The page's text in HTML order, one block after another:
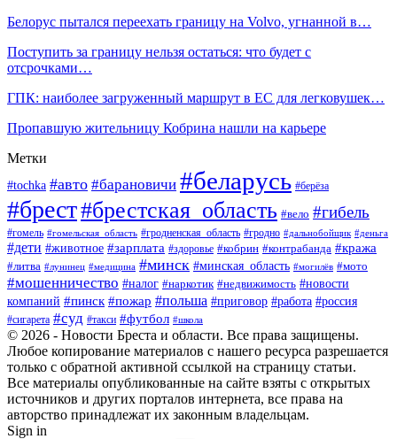
Белорус пытался переехать границу на Volvo, угнанной в…
Поступить за границу нельзя остаться: что будет с
отсрочками…
ГПК: наиболее загруженный маршрут в ЕС для легковушек…
Пропавшую жительницу Кобрина нашли на карьере
Метки
#tochka #авто #барановичи #беларусь #берёза
#брест#брестская_область #вело #гибель
#гомель #гомельская_область #гродненская_область #гродно #дальнобойщик #деньга
#дети #животное #зарплата #здоровье #кобрин #контрабанда #кража
#литва #лунинец #медицина #минск #минская_область #могилёв #мото
#мошенничество #налог #наркотик #недвижимость #новости
компаний #пинск #пожар #польша #приговор #работа #россия
#сигарета #суд #такси #футбол #школа
© 2026 - Новости Бреста и области. Все права защищены.
Любое копирование материалов с нашего ресурса разрешается
только с обратной активной ссылкой на страницу статьи.
Все материалы опубликованные на сайте взяты с открытых
источников и других порталов интернета, все права на
авторство принадлежат их законным владельцам.
Sign in